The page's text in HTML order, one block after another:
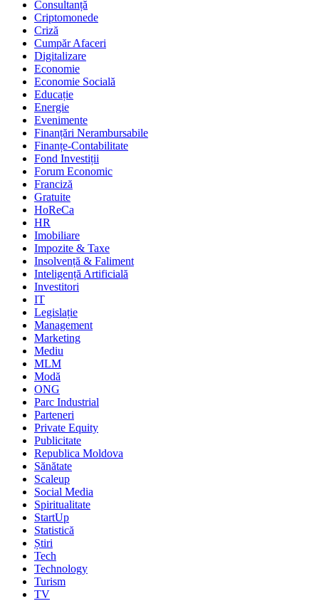
Consultanță
Criptomonede
Criză
Cumpăr Afaceri
Digitalizare
Economie
Economie Socială
Educație
Energie
Evenimente
Finanțări Nerambursabile
Finanțe-Contabilitate
Fond Investiții
Forum Economic
Franciză
Gratuite
HoReCa
HR
Imobiliare
Impozite & Taxe
Insolvență & Faliment
Inteligență Artificială
Investitori
IT
Legislație
Management
Marketing
Mediu
MLM
Modă
ONG
Parc Industrial
Parteneri
Private Equity
Publicitate
Republica Moldova
Sănătate
Scaleup
Social Media
Spiritualitate
StartUp
Statistică
Știri
Tech
Technology
Turism
TV